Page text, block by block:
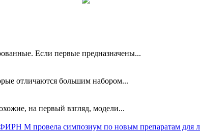
Если первые предназначены...
отличаются большим набором...
на первый взгляд, модели...
М провела симпозиум по новым препаратам для